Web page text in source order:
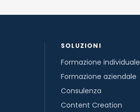
SOLUZIONI
Formazione individuale
Formazione aziendale
Consulenza
Content Creation